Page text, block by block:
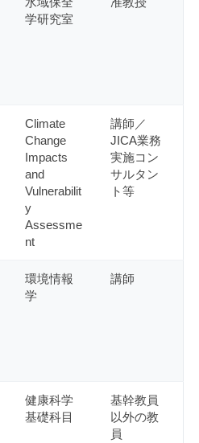
学研究室
Climate
Change
Impacts
and
Vulnerabilit
y
Assessme
nt
講師／
JICA業務
実施コン
サルタン
ト等
環境情報
学
講師
健康科学
基礎科目
基幹教員
以外の教
員